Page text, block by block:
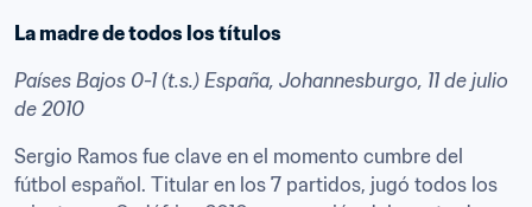
La madre de todos los títulos
Países Bajos 0-1 (t.s.) España, Johannesburgo, 11 de julio
de 2010
Sergio Ramos fue clave en el momento cumbre del
fútbol español. Titular en los 7 partidos, jugó todos los